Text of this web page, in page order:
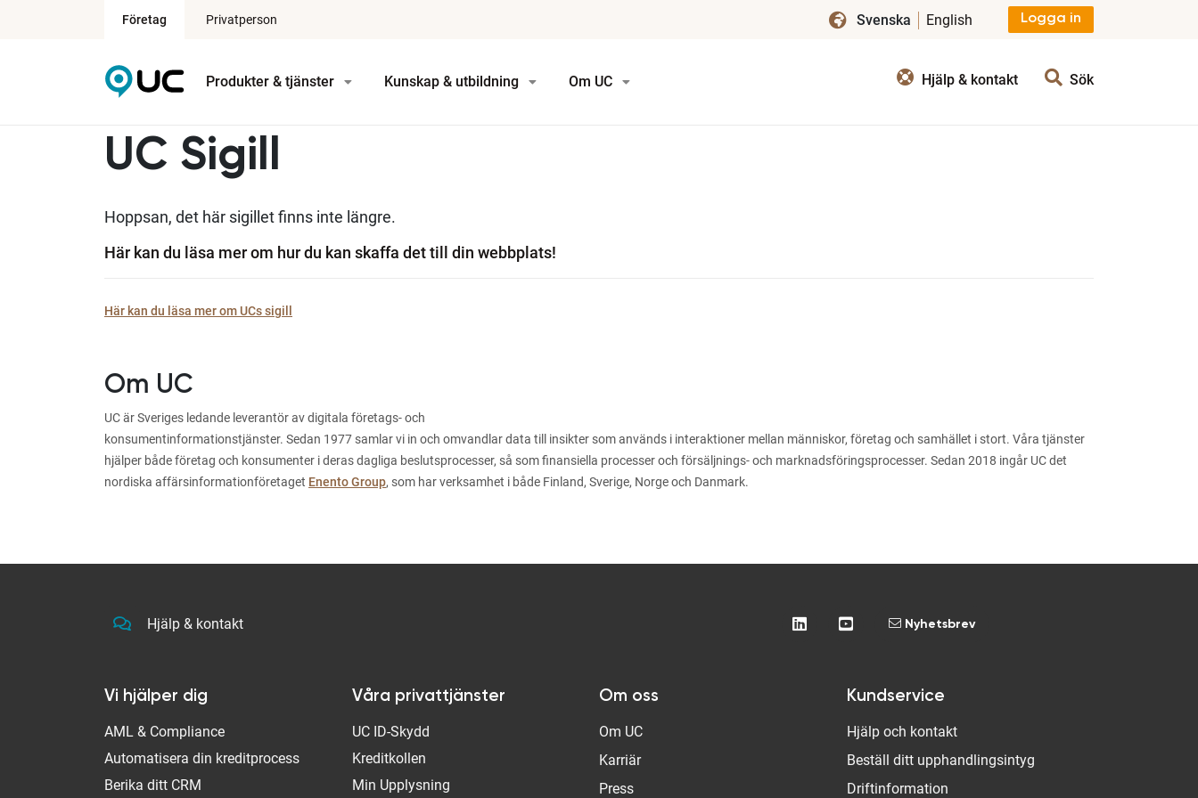
Företag Privatperson Logga in
Svenska English
Produkter & tjänster Kunskap & utbildning Om UC Hjälp & kontakt Sök
UC Sigill
Hoppsan, det här sigillet finns inte längre.
Här kan du läsa mer om hur du kan skaffa det till din webbplats!
Här kan du läsa mer om UCs sigill
Om UC
UC är Sveriges ledande leverantör av digitala företags- och
konsumentinformationstjänster. Sedan 1977 samlar vi in och omvandlar data till insikter som används i interaktioner mellan människor, företag och samhället i stort. Våra tjänster
hjälper både företag och konsumenter i deras dagliga beslutsprocesser, så som finansiella processer och försäljnings- och marknadsföringsprocesser. Sedan 2018 ingår UC det
nordiska affärsinformationföretaget Enento Group, som har verksamhet i både Finland, Sverige, Norge och Danmark.
Hjälp & kontakt Nyhetsbrev
Vi hjälper dig
AML & Compliance
Automatisera din kreditprocess
Berika ditt CRM
Våra privattjänster
UC ID-Skydd
Kreditkollen
Min Upplysning
Om oss
Om UC
Karriär
Press
Kundservice
Hjälp och kontakt
Beställ ditt upphandlingsintyg
Driftinformation